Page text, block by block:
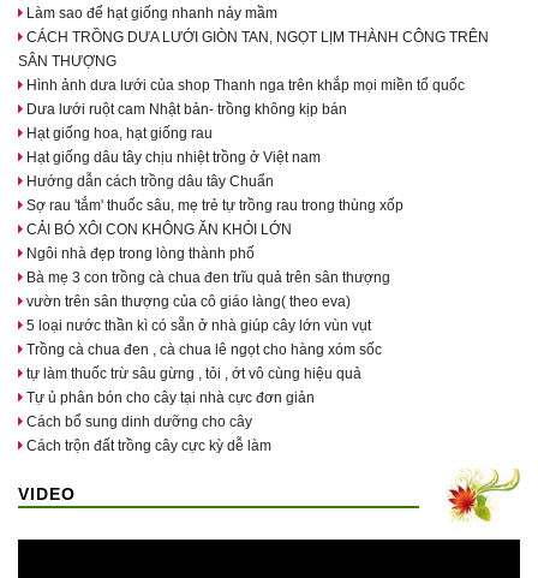
Làm sao để hạt giống nhanh nảy mầm
CÁCH TRỒNG DƯA LƯỚI GIÒN TAN, NGỌT LỊM THÀNH CÔNG TRÊN
SÂN THƯỢNG
Hình ảnh dưa lưới của shop Thanh nga trên khắp mọi miền tổ quốc
Dưa lưới ruột cam Nhật bản- trồng không kịp bán
Hạt giống hoa, hạt giống rau
Hạt giống dâu tây chịu nhiệt trồng ở Việt nam
Hướng dẫn cách trồng dâu tây Chuẩn
Sợ rau 'tắm' thuốc sâu, mẹ trẻ tự trồng rau trong thùng xốp
CẢI BÓ XÔI CON KHÔNG ĂN KHỎI LỚN
Ngôi nhà đẹp trong lòng thành phố
Bà mẹ 3 con trồng cà chua đen trĩu quả trên sân thượng
vườn trên sân thượng của cô giáo làng( theo eva)
5 loại nước thần kì có sẵn ở nhà giúp cây lớn vùn vụt
Trồng cà chua đen , cà chua lê ngọt cho hàng xóm sốc
tự làm thuốc trừ sâu gừng , tỏi , ớt vô cùng hiệu quả
Tự ủ phân bón cho cây tại nhà cực đơn giản
Cách bổ sung dinh dưỡng cho cây
Cách trộn đất trồng cây cực kỳ dễ làm
VIDEO